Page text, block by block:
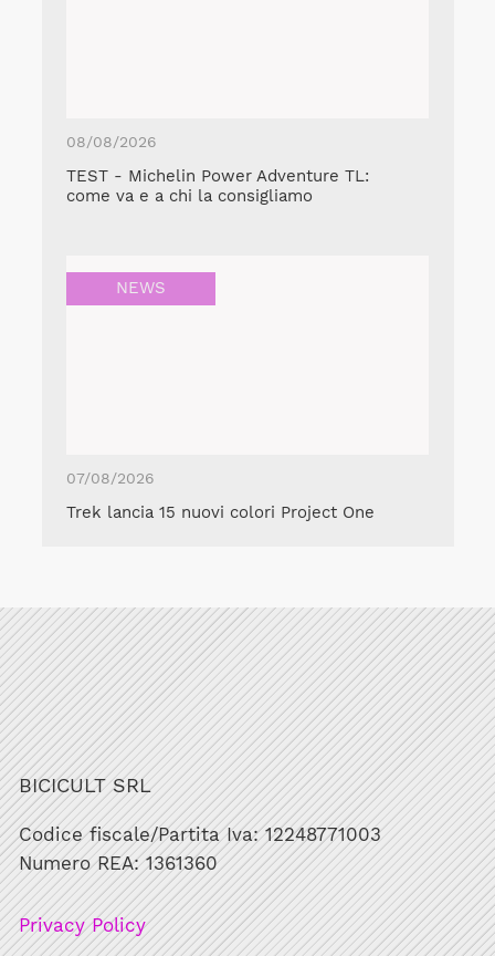
08/08/2026
TEST - Michelin Power Adventure TL:
come va e a chi la consigliamo
NEWS
07/08/2026
Trek lancia 15 nuovi colori Project One
BICICULT SRL
Codice fiscale/Partita Iva: 12248771003
Numero REA: 1361360
Privacy Policy